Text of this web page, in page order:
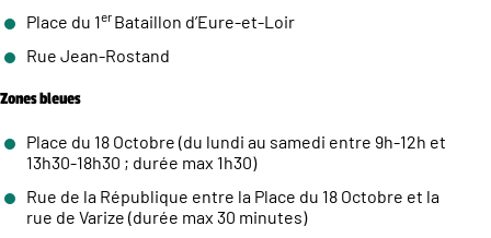
Place du 1er Bataillon d’Eure-et-Loir
Rue Jean-Rostand
Zones bleues
Place du 18 Octobre (du lundi au samedi entre 9h-12h et
13h30-18h30 ; durée max 1h30)
Rue de la République entre la Place du 18 Octobre et la
rue de Varize (durée max 30 minutes)